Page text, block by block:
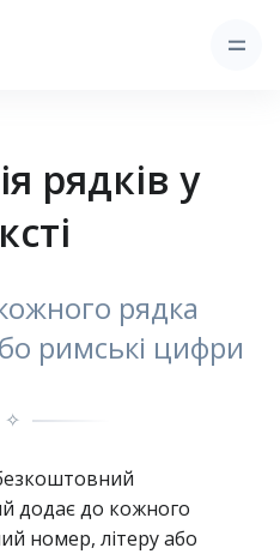
рядків у
рядка
римські цифри
✧
додає до кожного
номер, літеру або